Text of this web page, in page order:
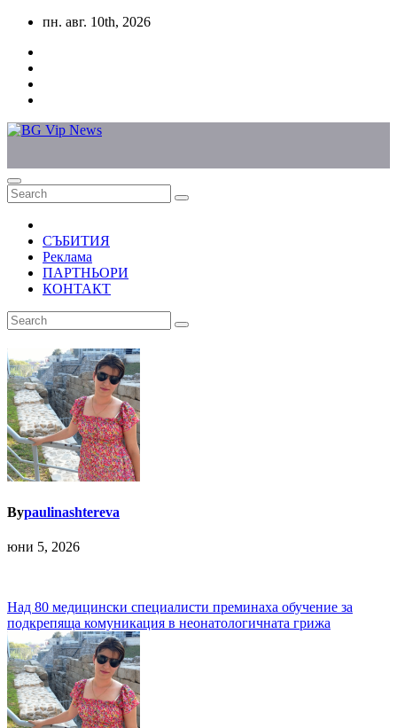
Skip
content
пн. авг. 10th, 2026
СЪБИТИЯ
Реклама
ПАРТНЬОРИ
КОНТАКТ
Bypaulinashtereva
юни 5, 2026
Навигация
Над 80 медицински специалисти преминаха обучение за
подкрепяща комуникация в неонатологичната грижа